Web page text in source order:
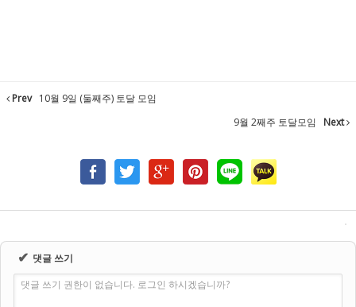
Prev 10월 9일 (둘째주) 토달 모임
9월 2째주 토달모임
Next
✔ 댓글 쓰기
댓글 쓰기 권한이 없습니다. 로그인 하시겠습니까?